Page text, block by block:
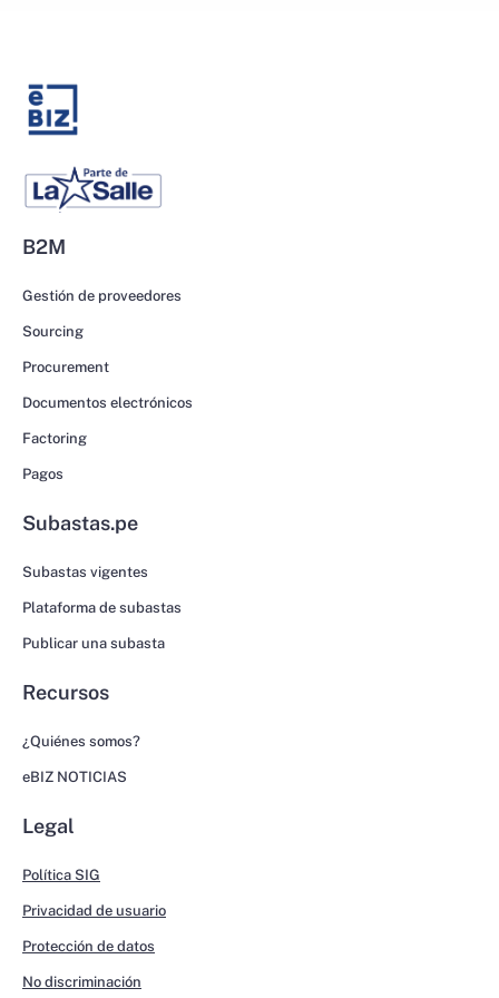
B2M
Gestión de proveedores
Sourcing
Procurement
Documentos electrónicos
Factoring
Pagos
Subastas.pe
Subastas vigentes
Plataforma de subastas
Publicar una subasta
Recursos
¿Quiénes somos?
eBIZ NOTICIAS
Legal
Política SIG
Privacidad de usuario
Protección de datos
No discriminación